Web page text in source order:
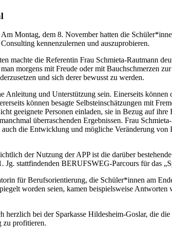
Am Montag, dem 8. November hatten die
Consulting kennenzulernen und auszuprobieren.
machte die Referentin Frau Schmieta-Rautmann
morgens mit Freude oder mit Bauchschmerzen
und sich derer bewusst zu werden.
Anleitung und Unterstützung sein. Einerseits
können besagte Selbsteinschätzungen mit
geeignete Personen einladen, sie in Bezug auf
überraschenden Ergebnissen. Frau
die Entwicklung und mögliche Veränderung
der Nutzung der APP ist die darüber
Jg. stattfindenden BERUFSWEG-Parcours für das
für Berufsorientierung, die Schüler*innen am
worden seien, kamen beispielsweise
herzlich bei der Sparkasse Hildesheim-Goslar, die
zu profitieren.